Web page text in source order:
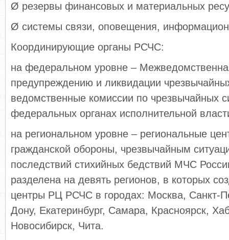
Ø резервы финансовых и материальных
Ø системы связи, оповещения,
Координирующие органы РСЧС:
на федеральном уровне –
предупреждению и ликвидации
ведомственные комиссии по чрезвычайных
федеральных органах исполнительной
на региональном уровне – региональные
гражданской обороны, чрезвычайным
последствий стихийных бедствий МЧС
разделена на девять регионов, в которых
центры РЦ РСЧС в городах: Москва, Санкт-
Дону, Екатеринбург, Самара, Красноярск,
Новосибирск, Чита.